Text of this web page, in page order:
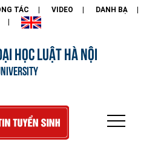
TÁC VIDEO
DANH BẠ
HỌC LUẬT HÀ NỘI